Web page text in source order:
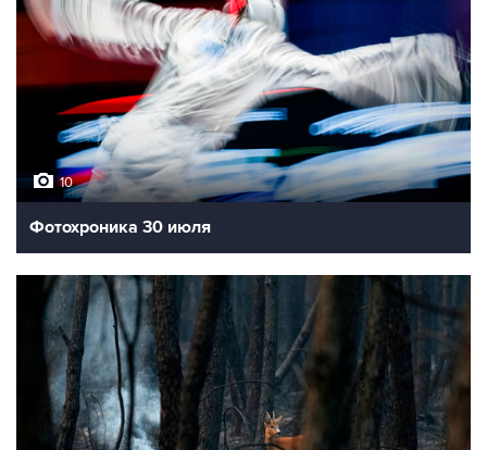
10
Фотохроника 30 июля